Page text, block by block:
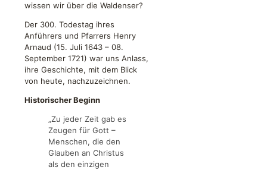
wissen wir über die Waldenser?
Der 300. Todestag ihres
Anführers und Pfarrers Henry
Arnaud (15. Juli 1643 – 08.
September 1721) war uns Anlass,
ihre Geschichte, mit dem Blick
von heute, nachzuzeichnen.
Historischer Beginn
„Zu jeder Zeit gab es
Zeugen für Gott –
Menschen, die den
Glauben an Christus
als den einzigen